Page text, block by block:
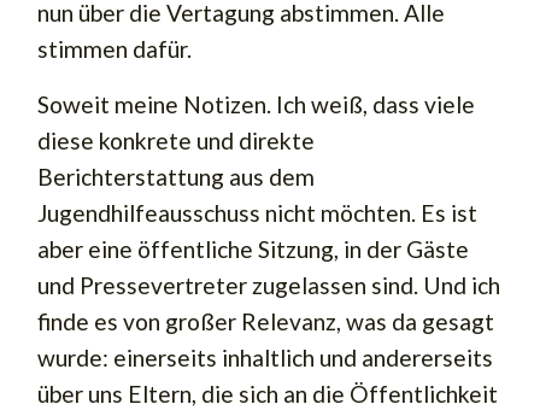
nun über die Vertagung abstimmen. Alle
stimmen dafür.
Soweit meine Notizen. Ich weiß, dass viele
diese konkrete und direkte
Berichterstattung aus dem
Jugendhilfeausschuss nicht möchten. Es ist
aber eine öffentliche Sitzung, in der Gäste
und Pressevertreter zugelassen sind. Und ich
finde es von großer Relevanz, was da gesagt
wurde: einerseits inhaltlich und andererseits
über uns Eltern, die sich an die Öffentlichkeit